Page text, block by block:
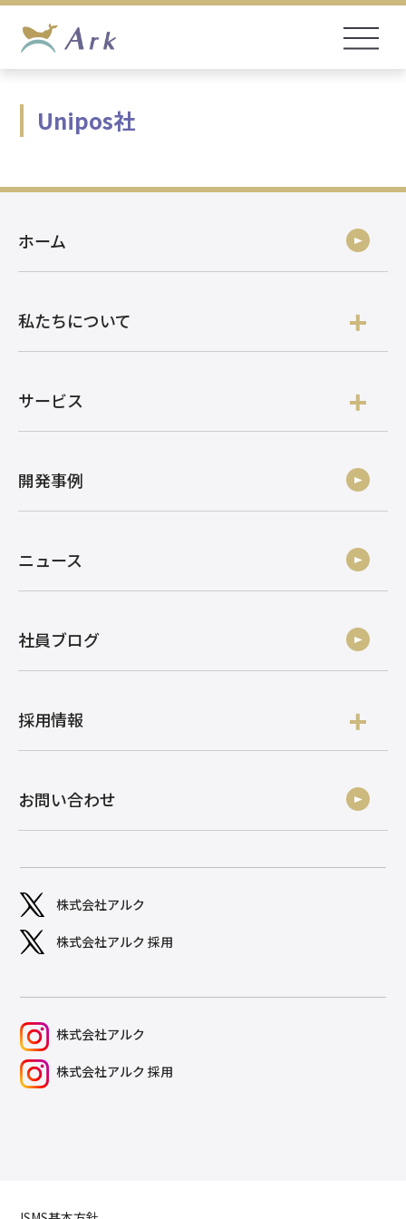
Unipos社
ホーム
私たちについて
サービス
開発事例
ニュース
社員ブログ
採用情報
お問い合わせ
株式会社アルク
株式会社アルク 採用
株式会社アルク
株式会社アルク 採用